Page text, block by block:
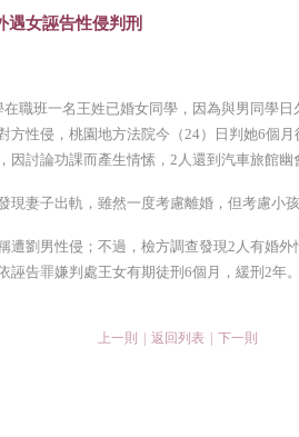
女誣告性侵判刑
職班一名王姓已婚女同學，因為與男同學
方性侵，桃園地方法院今（24）日判她6個月
因討論功課而產生情愫，2人還到汽車旅館幽
現妻子出軌，雖然一度考慮離婚，但考慮小孩
遭劉男性侵；不過，檢方調查發現2人有婚
誣告罪嫌判處王女有期徒刑6個月，緩刑2年。
上一則 返回列表 下一則